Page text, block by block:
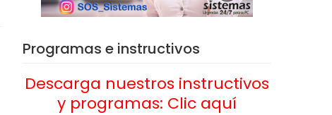
Programas e instructivos
Descarga nuestros instructivos
y programas: Clic aquí